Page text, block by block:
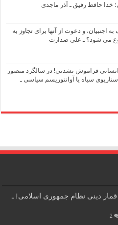
خدا حافظ رفیق ـ آذر ماجدی
و دعوت از آنها برای تجاوز به
می شود؟ ـ علی صدارت
۱ـ در یاد بود انسانی فراموش نشدنی! در سالگرد منصور
مسلحانه: سناریوی سیاه یا آوانتوریسم سیاسی ـ
دینی نظام جمهوری اسلامی! ـ
2